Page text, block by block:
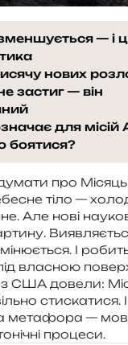
— і
нових
застиг — він
для місій
боятися?
про Місяць
тіло —
Але нові
І
вла­сною
США дове­ли:
сти­ска­ти­ся.
мета­фо­ра —
процеси.